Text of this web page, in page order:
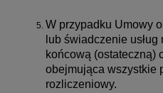
W przypadku Umowy
lub świadczenie
końcową (ostateczną)
obejmująca wszystkie
rozliczeniowy.